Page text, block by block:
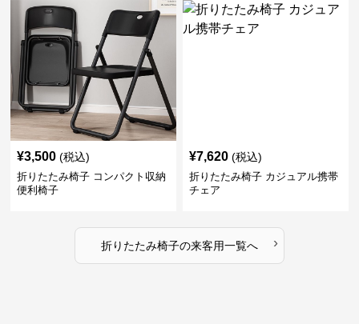
¥3,500 (税込)
折りたたみ椅子 コンパクト収納
便利椅子
¥7,620 (税込)
折りたたみ椅子 カジュアル携帯
チェア
折りたたみ椅子の来客用一覧へ ›